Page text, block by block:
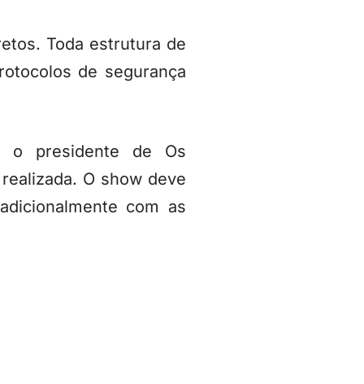
Toda estrutura de
de segurança
o presidente de Os
O show deve
com as